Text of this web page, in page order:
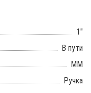
1"
В пути
ММ
Ручка